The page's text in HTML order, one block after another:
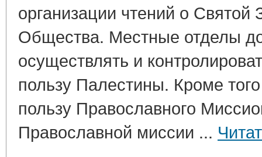
организации чтений о
Общества. Местные отделы
осуществлять и
пользу Палестины. Кроме
пользу Православного
Православной миссии ...